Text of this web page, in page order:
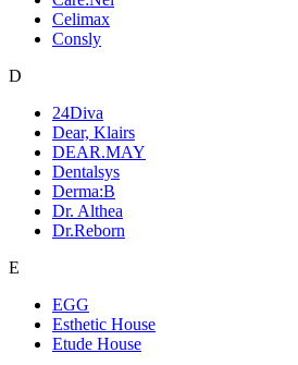
Celimax
Consly
D
24Diva
Dear, Klairs
DEAR.MAY
Dentalsys
Derma:B
Dr. Althea
Dr.Reborn
E
EGG
Esthetic House
Etude House